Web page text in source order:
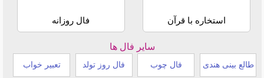
استخاره با قرآن فال روزانه
سایر فال ها
طالع بینی هندی فال چوب فال روز تولد تعبیر خواب